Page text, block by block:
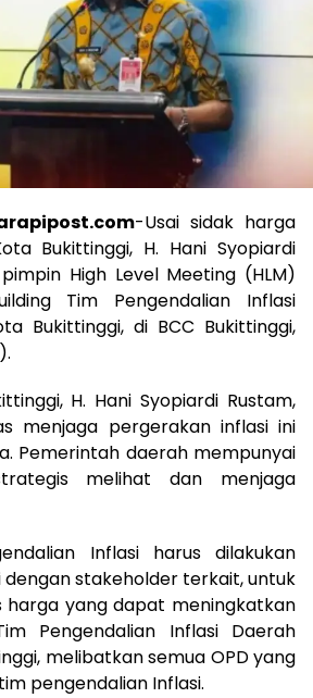
-Usai sidak harga
Bukittinggi, H. Hani Syopiardi
High Level Meeting (HLM)
Tim Pengendalian Inflasi
Bukittinggi, di BCC Bukittinggi,
H. Hani Syopiardi Rustam,
menjaga pergerakan inflasi ini
Pemerintah daerah mempunyai
melihat dan menjaga
Inflasi harus dilakukan
dengan stakeholder terkait, untuk
harga yang dapat meningkatkan
Pengendalian Inflasi Daerah
melibatkan semua OPD yang
pengendalian Inflasi.